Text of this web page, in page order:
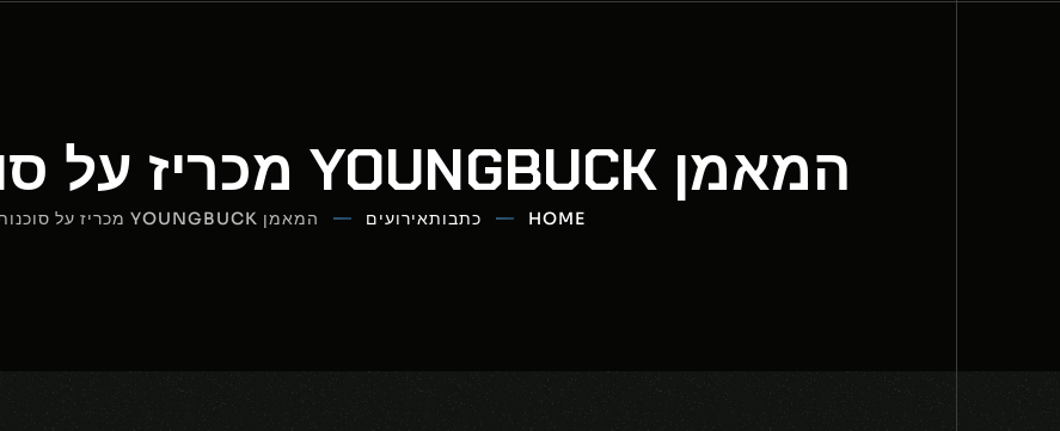
המאמן YOUNGBUCK מכריז על סוכנות חופשית
HOME כתבותאירועים המאמן YOUNGBUCK מכריז על סוכנות חופשית